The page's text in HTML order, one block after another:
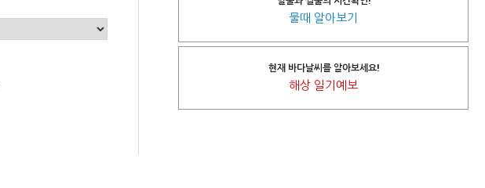
물때 알아보기
현재 바다날씨를 알아보세요!
해상 일기예보